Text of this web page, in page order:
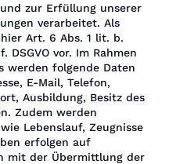
zur Erfüllung unserer
verarbeitet. Als
Art. 6 Abs. 1 lit. b.
DSGVO vor. Im Rahmen
werden folgende Daten
E-Mail, Telefon,
Ausbildung, Besitz des
Zudem werden
Lebenslauf, Zeugnisse
erfolgen auf
mit der Übermittlung der